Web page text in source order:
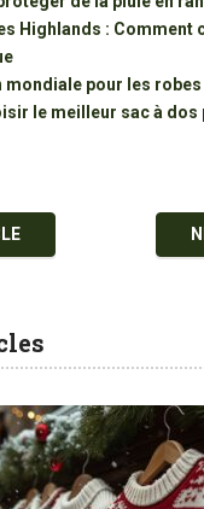
Highlands : Comment
mondiale pour les
le meilleur sac à dos